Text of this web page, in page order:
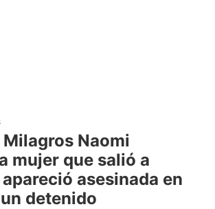
Naomi
mujer que salió a
asesinada en
detenido